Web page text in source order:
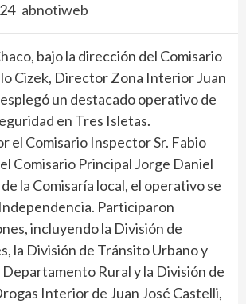
abnotiweb
bajo la dirección del Comisario
Cizek, Director Zona Interior Juan
un destacado operativo de
en Tres Isletas.
el Comisario Inspector Sr. Fabio
Comisario Principal Jorge Daniel
la Comisaría local, el operativo se
Participaron
incluyendo la División de
la División de Tránsito Urbano y
Departamento Rural y la División de
Interior de Juan José Castelli,